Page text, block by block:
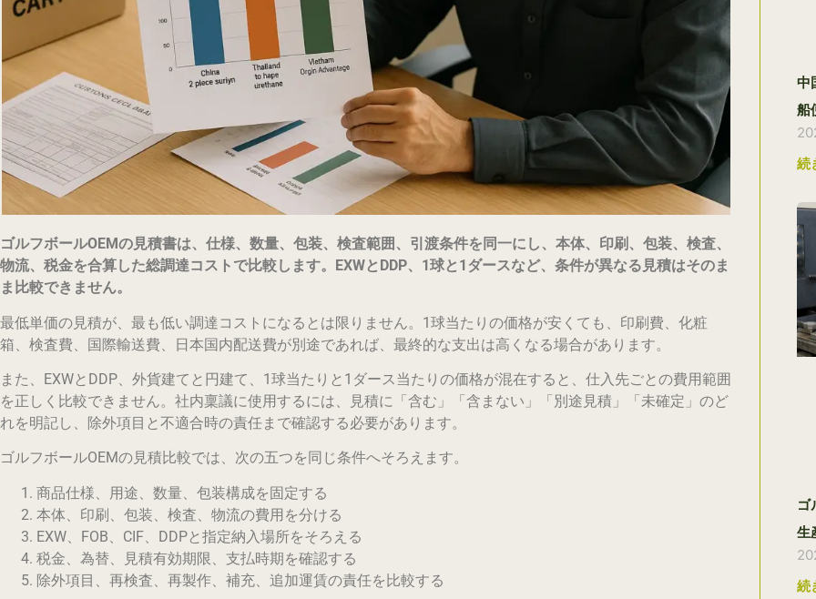
ゴルフボールOEMの見積書は、仕様、数量、包装、検査範囲、引渡条件を同一にし、本体、印刷、包装、検査、
物流、税金を合算した総調達コストで比較します。EXWとDDP、1球と1ダースなど、条件が異なる見積はそのま
ま比較できません。
最低単価の見積が、最も低い調達コストになるとは限りません。1球当たりの価格が安くても、印刷費、化粧
箱、検査費、国際輸送費、日本国内配送費が別途であれば、最終的な支出は高くなる場合があります。
また、EXWとDDP、外貨建てと円建て、1球当たりと1ダース当たりの価格が混在すると、仕入先ごとの費用範囲
を正しく比較できません。社内稟議に使用するには、見積に「含む」「含まない」「別途見積」「未確定」のど
れを明記し、除外項目と不適合時の責任まで確認する必要があります。
ゴルフボールOEMの見積比較では、次の五つを同じ条件へそろえます。
商品仕様、用途、数量、包装構成を固定する
本体、印刷、包装、検査、物流の費用を分ける
EXW、FOB、CIF、DDPと指定納入場所をそろえる
税金、為替、見積有効期限、支払時期を確認する
除外項目、再検査、再製作、補充、追加運賃の責任を比較する
中
船
続
ゴ
生
続